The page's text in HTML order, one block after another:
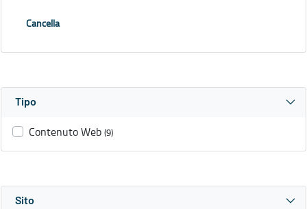
Cancella
Tipo
Contenuto Web (9)
Sito